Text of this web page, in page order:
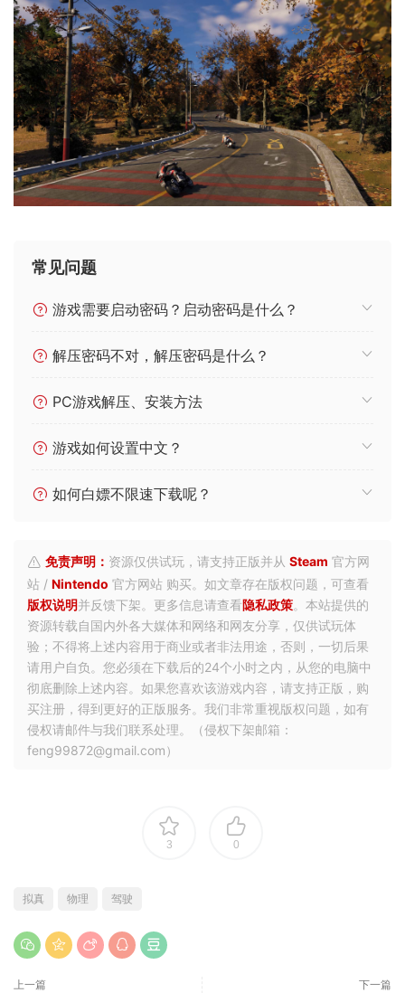
常见问题
游戏需要启动密码？启动密码是什么？
解压密码不对，解压密码是什么？
PC游戏解压、安装方法
游戏如何设置中文？
如何白嫖不限速下载呢？
免责声明： 资源仅供试玩，请支持正版并从 Steam 官方网
站 / Nintendo 官方网站 购买。如文章存在版权问题，可查看
版权说明并反馈下架。更多信息请查看隐私政策。本站提供的
资源转载自国内外各大媒体和网络和网友分享，仅供试玩体
验；不得将上述内容用于商业或者非法用途，否则，一切后果
请用户自负。您必须在下载后的24个小时之内，从您的电脑中
彻底删除上述内容。如果您喜欢该游戏内容，请支持正版，购
买注册，得到更好的正版服务。我们非常重视版权问题，如有
侵权请邮件与我们联系处理。（侵权下架邮箱：
feng99872@gmail.com）
3 0
拟真 物理 驾驶
上一篇 下一篇